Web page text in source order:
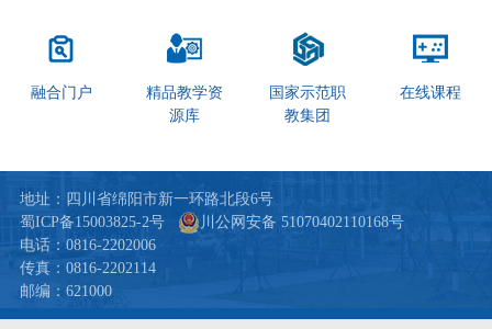
融合门户
精品教学资
源库
国家示范职
教集团
在线课程
地址：四川省绵阳市新一环路北段6号
蜀ICP备15003825-2号
川公网安备 51070402110168号
电话：0816-2202006
传真：0816-2202114
邮编：621000